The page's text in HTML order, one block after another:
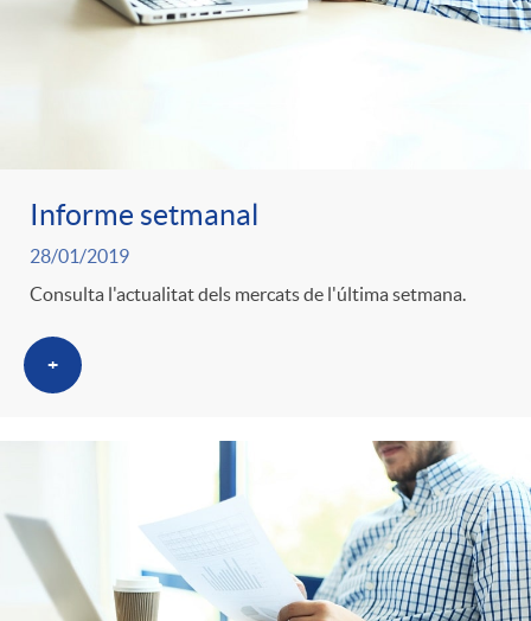
Informe setmanal
28/01/2019
Consulta l'actualitat dels mercats de l'última setmana.
+